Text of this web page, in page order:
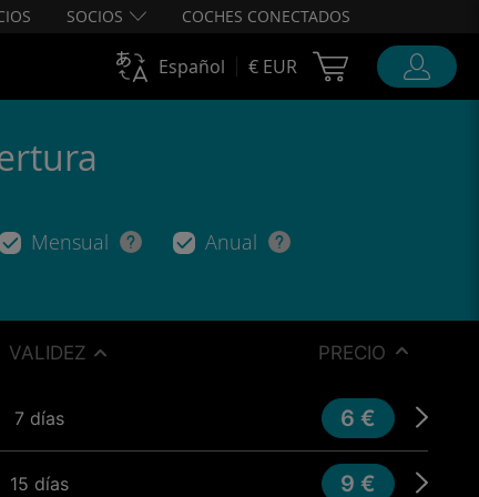
SOCIOS COCHES CONECTADOS
Español € EUR Cart Ubigi
Mensual Anual
VALIDEZ PRECIO
7 días 6 €
15 días 9 €